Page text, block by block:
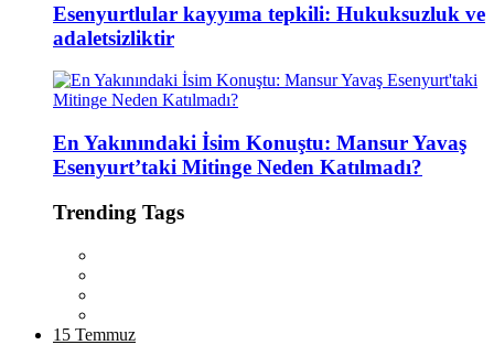
Esenyurtlular kayyıma tepkili: Hukuksuzluk ve
adaletsizliktir
En Yakınındaki İsim Konuştu: Mansur Yavaş
Esenyurt’taki Mitinge Neden Katılmadı?
Trending Tags
15 Temmuz